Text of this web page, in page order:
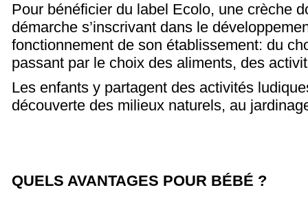
Pour bénéficier du label Ecolo, une crèche
démarche s’inscrivant dans le
fonctionnement de son établissement: du
passant par le choix des aliments, des
Les enfants y partagent des activités
découverte des milieux naturels, au
QUELS AVANTAGES POUR BÉBÉ ?